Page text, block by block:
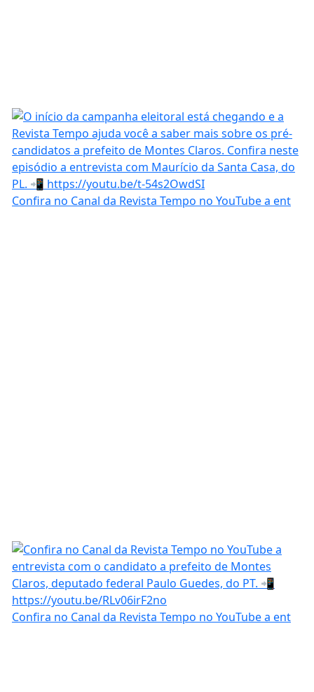
Confira no Canal da Revista Tempo no YouTube a ent
Confira no Canal da Revista Tempo no YouTube a ent